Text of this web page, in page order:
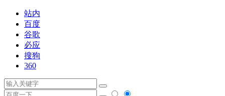
站内
百度
谷歌
必应
搜狗
360